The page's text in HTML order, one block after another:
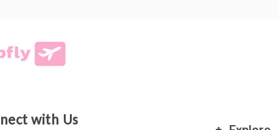
with Us